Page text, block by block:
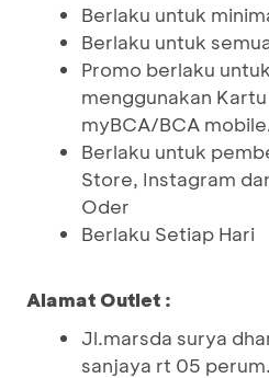
Berlaku untuk
Berlaku untuk
Promo berlaku
menggunakan
myBCA/BCA
Berlaku untuk
Store, Instagram
Oder
Berlaku Setiap Hari
Alamat Outlet :
Jl.marsda surya
sanjaya rt 05